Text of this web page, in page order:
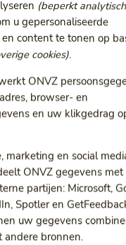
ouder bent,
die zorg meestal
Keuze Start,
Extra of
€ 10.000 per
. Hieronder
bijvoorbeeld
kunstgebit.
(beperkt
u gepersonaliseerde
content te tonen op
cookies).
ONVZ
browser- en
en uw klikgedrag
marketing en social
ONVZ gegevens met
partijen: Microsoft,
Spotler en
uw gegevens
andere bronnen.